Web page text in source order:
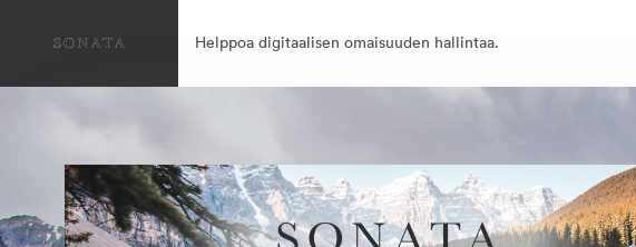
Helppoa digitaalisen omaisuuden hallintaa.